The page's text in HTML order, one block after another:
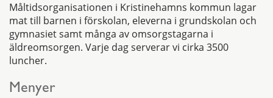
Måltidsorganisationen i Kristinehamns kommun lagar
mat till barnen i förskolan, eleverna i grundskolan och
gymnasiet samt många av omsorgstagarna i
äldreomsorgen. Varje dag serverar vi cirka 3500
luncher.
Menyer